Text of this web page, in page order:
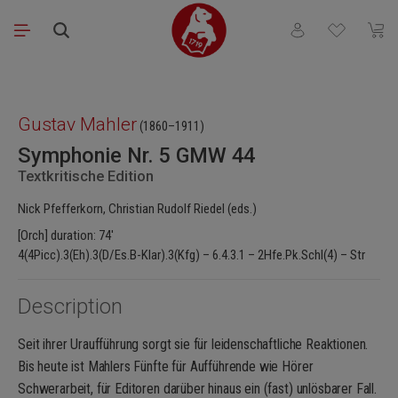
Skip to main content
You have 0
Gustav Mahler (1860–1911)
Symphonie Nr. 5 GMW 44
Textkritische Edition
Nick Pfefferkorn, Christian Rudolf Riedel (eds.)
[Orch] duration: 74′
4(4Picc).3(Eh).3(D/Es.B-Klar).3(Kfg) – 6.4.3.1 – 2Hfe.Pk.Schl(4) – Str
Description
Seit ihrer Uraufführung sorgt sie für leidenschaftliche Reaktionen.
Bis heute ist Mahlers Fünfte für Aufführende wie Hörer
Schwerarbeit, für Editoren darüber hinaus ein (fast) unlösbarer Fall.